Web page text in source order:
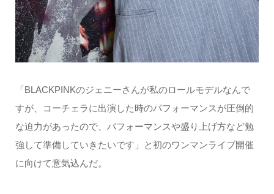
「BLACKPINKのジェニーさんが私のロールモデルなんで
すが、コーチェラに出演した時のパフォーマンスが圧倒的
な迫力があったので、パフォーマンスや盛り上げ方など勉
強して準備していきたいです」と初のワンマンライブ開催
に向けて意気込んだ。